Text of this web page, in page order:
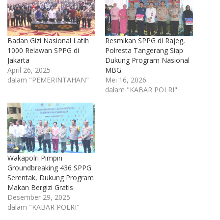
Badan Gizi Nasional Latih
1000 Relawan SPPG di
Jakarta
April 26, 2025
dalam "PEMERINTAHAN"
Resmikan SPPG di Rajeg,
Polresta Tangerang Siap
Dukung Program Nasional
MBG
Mei 16, 2026
dalam "KABAR POLRI"
Wakapolri Pimpin
Groundbreaking 436 SPPG
Serentak, Dukung Program
Makan Bergizi Gratis
Desember 29, 2025
dalam "KABAR POLRI"